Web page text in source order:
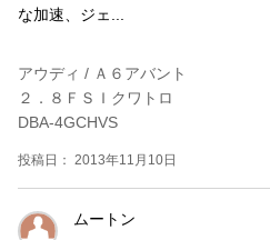
な加速、ジェ...
アウディ / Ａ６アバント
２．８ＦＳＩクワトロ
DBA-4GCHVS
投稿日： 2013年11月10日
ムートン